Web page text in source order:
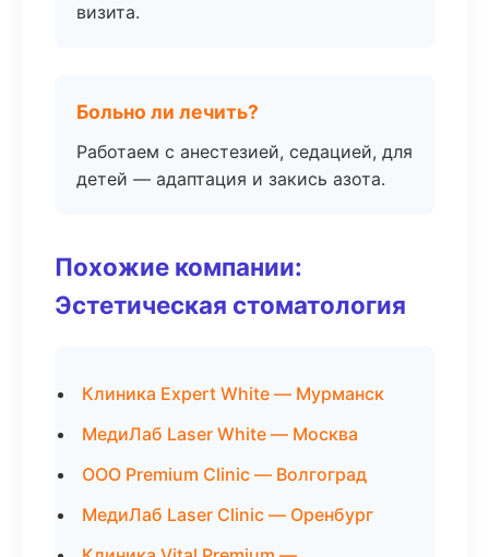
визита.
Больно ли лечить?
Работаем с анестезией, седацией, для
детей — адаптация и закись азота.
Похожие компании:
Эстетическая стоматология
Клиника Expert White — Мурманск
МедиЛаб Laser White — Москва
ООО Premium Clinic — Волгоград
МедиЛаб Laser Clinic — Оренбург